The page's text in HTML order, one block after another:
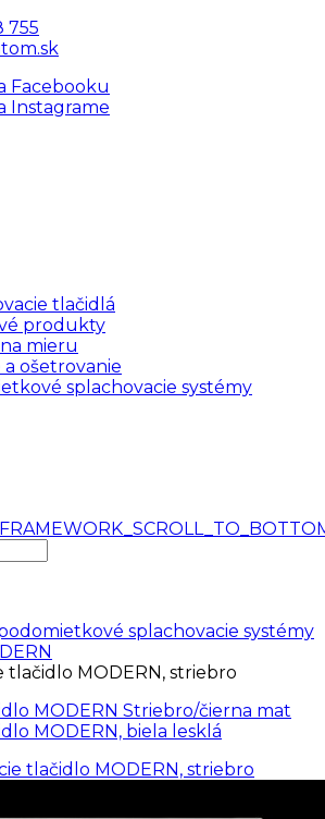
755
Facebooku
Instagrame
tlačidlá
produkty
mieru
a ošetrovanie
splachovacie systémy
splachovacie systémy
tlačidlo MODERN, striebro
MODERN Striebro/čierna mat
MODERN, biela lesklá